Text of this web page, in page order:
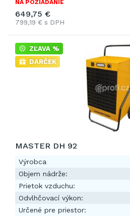
NA POŽIADANIE
649,75 €
799,19 € s DPH
ZĽAVA %
DARČEK
MASTER DH 92
Výrobca
Objem nádrže:
Prietok vzduchu:
Odvlhčovací výkon:
Určené pre priestor: